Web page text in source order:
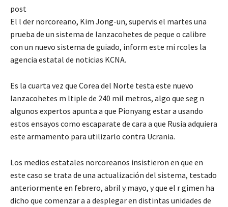
post
El l der norcoreano, Kim Jong-un, supervis el martes una
prueba de un sistema de lanzacohetes de peque o calibre
con un nuevo sistema de guiado, inform este mi rcoles la
agencia estatal de noticias KCNA.
Es la cuarta vez que Corea del Norte testa este nuevo
lanzacohetes m ltiple de 240 mil metros, algo que seg n
algunos expertos apunta a que Pionyang estar a usando
estos ensayos como escaparate de cara a que Rusia adquiera
este armamento para utilizarlo contra Ucrania.
Los medios estatales norcoreanos insistieron en que en
este caso se trata de una actualización del sistema, testado
anteriormente en febrero, abril y mayo, y que el r gimen ha
dicho que comenzar a a desplegar en distintas unidades de